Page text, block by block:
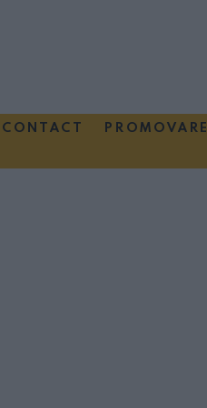
CONTACT
PROMOVARE